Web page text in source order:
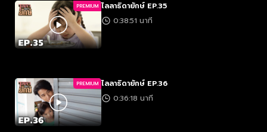
PREMIUM ไลลาธิดายักษ์ EP.35
0:38:51 นาที
PREMIUM ไลลาธิดายักษ์ EP.36
0:36:18 นาที